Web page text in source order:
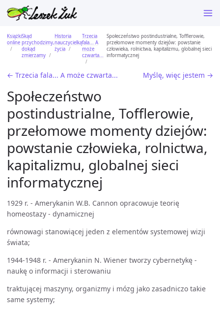
Książki
online
Skąd
przychodzimy,
dokąd
zmierzamy
Historia
nauczycielką
życia
Trzecia
fala... A
może
czwarta...
Społeczeństwo postindustrialne, Tofflerowie,
przełomowe momenty dziejów: powstanie
człowieka, rolnictwa, kapitalizmu, globalnej sieci
informatycznej
← Trzecia fala... A może czwarta... Myślę, więc jestem →
Społeczeństwo
postindustrialne, Tofflerowie,
przełomowe momenty dziejów:
powstanie człowieka, rolnictwa,
kapitalizmu, globalnej sieci
informatycznej
1929 r. - Amerykanin W.B. Cannon opracowuje teorię
homeostazy - dynamicznej
równowagi stanowiącej jeden z elementów systemowej wizji
świata;
1944-1948 r. - Amerykanin N. Wiener tworzy cybernetykę -
naukę o informacji i sterowaniu
traktującej maszyny, organizmy i mózg jako zasadniczo takie
same systemy;